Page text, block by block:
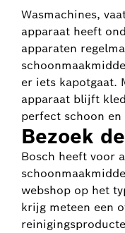
Wasmachines,
apparaat heeft
apparaten
er iets kapotgaat.
apparaat blijft
perfect schoon
Bezoek
Bosch heeft voor
webshop op het
krijg meteen een